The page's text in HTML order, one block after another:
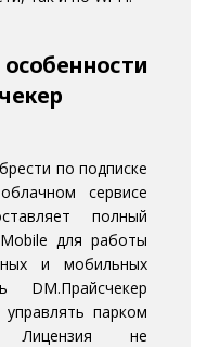
по подписке
сервисе
полный
для работы
и мобильных
DM.Прайсчекер
парком
Лицензия не